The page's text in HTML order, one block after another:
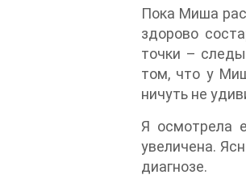
Пока Миша
здорово
точки –
том, что у
ничуть не
Я осмотрела
увеличена.
диагнозе.